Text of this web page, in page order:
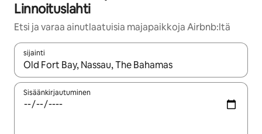
Linnoituslahti
Etsi ja varaa ainutlaatuisia majapaikkoja Airbnb:ltä
sijainti
Kun tulokset ovat saatavilla, navigoi ylös- ja alas-
Sisäänkirjautuminen